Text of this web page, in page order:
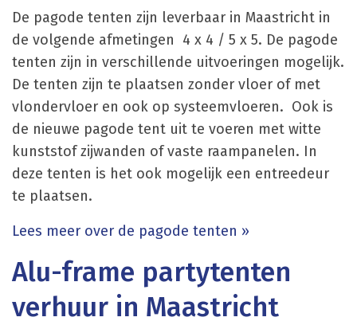
De pagode tenten zijn leverbaar in Maastricht in
de volgende afmetingen 4 x 4 / 5 x 5. De pagode
tenten zijn in verschillende uitvoeringen mogelijk.
De tenten zijn te plaatsen zonder vloer of met
vlondervloer en ook op systeemvloeren. Ook is
de nieuwe pagode tent uit te voeren met witte
kunststof zijwanden of vaste raampanelen. In
deze tenten is het ook mogelijk een entreedeur
te plaatsen.
Lees meer over de pagode tenten »
Alu-frame partytenten
verhuur in Maastricht